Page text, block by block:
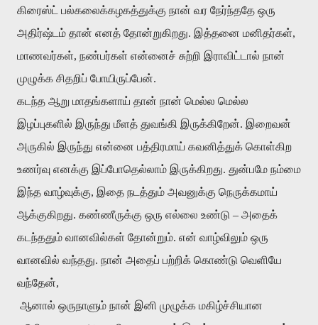
கிரைஸ்ட் பல்கலைக்கழகத்துக்கு நான் வர நேர்ந்ததே ஒரு
அதிர்ஷ்டம் தான் எனத் தோன்றுகிறது. இத்தனை மனிதர்கள்,
மாணவர்கள், நண்பர்கள் என்னைச் சுற்றி இராவிட்டால் நான்
முழுக்க சிதறிப் போயிருப்பேன்.
கடந்த ஆறு மாதங்களாய் தான் நான் மெல்ல மெல்ல
இழப்புகளில் இருந்து மீளத் துவங்கி இருக்கிறேன். இறைவன்
அருகில் இருந்து என்னை பத்திரமாய் கவனித்துக் கொள்கிற
உணர்வு எனக்கு இப்போதெல்லாம் இருக்கிறது. துன்பமே நம்மை
இந்த வாழ்வுக்கு, இதை நடத்தும் அவனுக்கு நெருக்கமாய்
ஆக்குகிறது. கண்ணீருக்கு ஒரு எல்லை உண்டு – அதைக்
கடந்ததும் வானவில்கள் தோன்றும். என் வாழ்விலும் ஒரு
வானவில் வந்தது. நான் அதைப் பற்றிக் கொண்டு வெளியே
வந்தேன்,
ஆனால் ஒருநாளும் நான் இனி முழுக்க மகிழ்ச்சியான